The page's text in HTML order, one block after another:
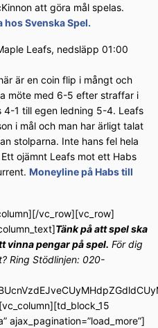
att göra mål spelas.
hos Svenska Spel.
Leafs, nedsläpp 01:00
är en coin flip i mångt och
möte med 6-5 efter straffar i
1 till egen ledning 5-4. Leafs
i mål och man har ärligt talat
stolparna. Inte hans fel hela
ojämnt Leafs mot ett Habs
Moneyline på Habs till
vc_row][vc_row]
Tänk på att spel ska
vinna pengar på spel. För dig
Ring Stödlinjen: 020-
ajax_pagination=”load_more”]